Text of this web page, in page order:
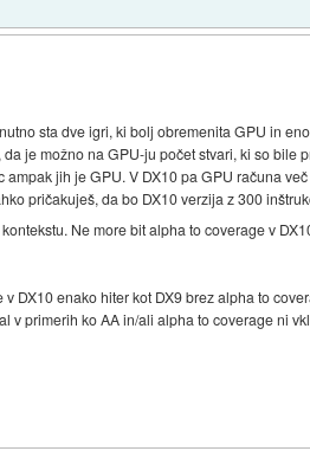
sta dve igri, ki bolj obremenita GPU in
je možno na GPU-ju počet stvari, ki so bile
jih je GPU. V DX10 pa GPU računa
pričakuješ, da bo DX10 verzija z 300
Ne more bit alpha to coverage v
DX10 enako hiter kot DX9 brez alpha to
v primerih ko AA in/ali alpha to coverage ni